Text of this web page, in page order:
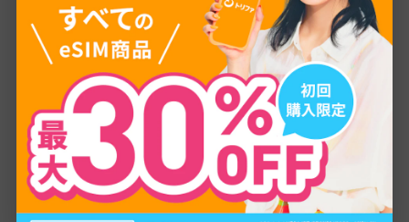
0 海外インターネット
海外で日本のスマホ・携帯を
使う6つの方法とは？
2024.02.06
03 海外旅行の持ち物
韓国旅行の持ち物リスト！女
子旅や推し活向け・注意点ま
で徹底解説
2024.02.07